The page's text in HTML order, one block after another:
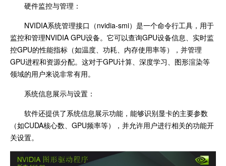
硬件监控与管理：
NVIDIA系统管理接口（nvidia-smi）是一个命令行工具，用于
监控和管理NVIDIA GPU设备。它可以查询GPU设备信息、实时监
控GPU的性能指标（如温度、功耗、内存使用率等），并管理
GPU进程和资源分配。这对于GPU计算、深度学习、图形渲染等
领域的用户来说非常有用。
系统信息展示与设置：
软件还提供了系统信息展示功能，能够识别显卡的主要参数
（如CUDA核心数、GPU频率等），并允许用户进行相关的功能开
关设置。